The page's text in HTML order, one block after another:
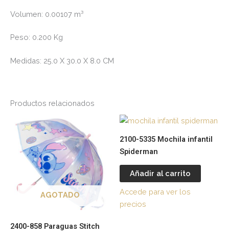
Volumen: 0.00107 m³
Peso: 0.200 Kg
Medidas: 25.0 X 30.0 X 8.0 CM
Productos relacionados
AGOTADO
2400-858 Paraguas Stitch
2100-5335 Mochila infantil
Spiderman
Añadir al carrito
Accede para ver los
precios